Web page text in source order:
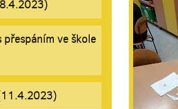
přespáním ve škole